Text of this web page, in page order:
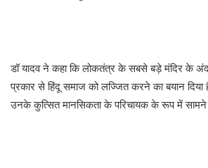
डॉ यादव ने कहा कि लोकतंत्र के सबसे बड़े मंदिर के
प्रकार से हिंदू समाज को लज्जित करने का बयान दिया
उनके कुत्सित मानसिकता के परिचायक के रूप में